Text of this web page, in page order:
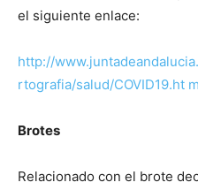
el siguiente enlace:
http://
rtografia/salud/COVID19.ht
Brotes
Relacionado con el brote